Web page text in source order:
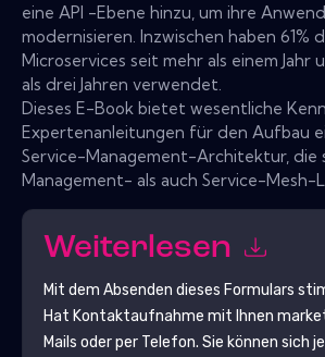
eine API -Ebene hinzu, um ihre
modernisieren. Inzwischen haben 61%
Microservices seit mehr als einem Jahr
als drei Jahren verwendet.
Dieses E-Book bietet wesentliche
Expertenanleitungen für den Aufbau
Service-Management-Architektur, die
Management- als auch Service-Mesh-
Weiterlesen
Mit dem Absenden dieses Formulars
Hat Kontaktaufnahme mit Ihnen
Mails oder per Telefon. Sie können sich